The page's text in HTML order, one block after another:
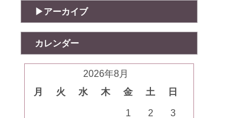
アーカイブ
カレンダー
2026年8月
月
火 水 木 金 土 日
1 2 3